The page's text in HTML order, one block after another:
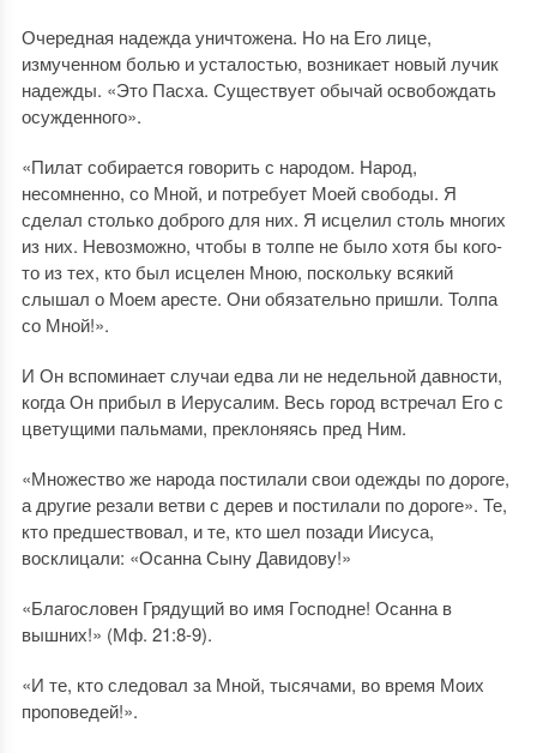
Очередная надежда уничтожена. Но на Его лице,
измученном болью и усталостью, возникает новый лучик
надежды. «Это Пасха. Существует обычай освобождать
осужденного».
«Пилат собирается говорить с народом. Народ,
несомненно, со Мной, и потребует Моей свободы. Я
сделал столько доброго для них. Я исцелил столь многих
из них. Невозможно, чтобы в толпе не было хотя бы кого-
то из тех, кто был исцелен Мною, поскольку всякий
слышал о Моем аресте. Они обязательно пришли. Толпа
со Мной!».
И Он вспоминает случаи едва ли не недельной давности,
когда Он прибыл в Иерусалим. Весь город встречал Его с
цветущими пальмами, преклоняясь пред Ним.
«Множество же народа постилали свои одежды по дороге,
а другие резали ветви с дерев и постилали по дороге». Те,
кто предшествовал, и те, кто шел позади Иисуса,
восклицали: «Осанна Сыну Давидову!»
«Благословен Грядущий во имя Господне! Осанна в
вышних!» (Мф. 21:8-9).
«И те, кто следовал за Мной, тысячами, во время Моих
проповедей!».